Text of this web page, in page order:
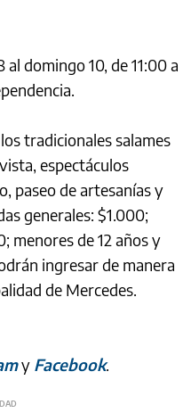
domingo 10, de 11:00 a
tradicionales salames
espectáculos
paseo de artesanías y
generales: $1.000;
menores de 12 años y
ingresar de manera
de Mercedes.
y Facebook.